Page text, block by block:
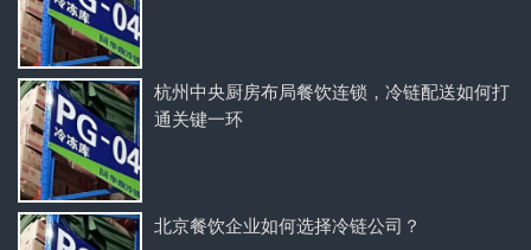
杭州中央厨房布局餐饮连锁，冷链配送如何打
通关键一环
北京餐饮企业如何选择冷链公司？